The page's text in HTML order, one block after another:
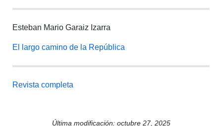
Esteban Mario Garaiz Izarra
El largo camino de la República
Revista completa
Última modificación: octubre 27, 2025